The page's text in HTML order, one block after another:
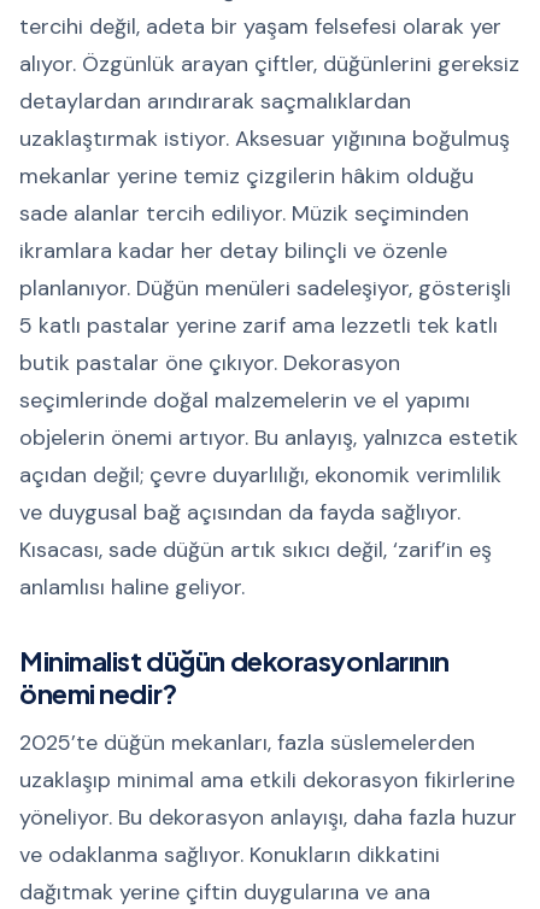
tercihi değil, adeta bir yaşam felsefesi olarak yer
alıyor. Özgünlük arayan çiftler, düğünlerini gereksiz
detaylardan arındırarak saçmalıklardan
uzaklaştırmak istiyor. Aksesuar yığınına boğulmuş
mekanlar yerine temiz çizgilerin hâkim olduğu
sade alanlar tercih ediliyor. Müzik seçiminden
ikramlara kadar her detay bilinçli ve özenle
planlanıyor. Düğün menüleri sadeleşiyor, gösterişli
5 katlı pastalar yerine zarif ama lezzetli tek katlı
butik pastalar öne çıkıyor. Dekorasyon
seçimlerinde doğal malzemelerin ve el yapımı
objelerin önemi artıyor. Bu anlayış, yalnızca estetik
açıdan değil; çevre duyarlılığı, ekonomik verimlilik
ve duygusal bağ açısından da fayda sağlıyor.
Kısacası, sade düğün artık sıkıcı değil, ‘zarif’in eş
anlamlısı haline geliyor.
Minimalist düğün dekorasyonlarının
önemi nedir?
2025’te düğün mekanları, fazla süslemelerden
uzaklaşıp minimal ama etkili dekorasyon fikirlerine
yöneliyor. Bu dekorasyon anlayışı, daha fazla huzur
ve odaklanma sağlıyor. Konukların dikkatini
dağıtmak yerine çiftin duygularına ve ana